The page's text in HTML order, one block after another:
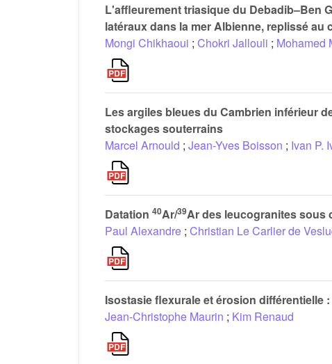
L'affleurement triasique du Debadib–Ben
latéraux dans la mer Albienne, replissé
Mongi Chikhaoui ; Chokri Jallouli ; Mohamed
Les argiles bleues du Cambrien inférieur
stockages souterrains
Marcel Arnould ; Jean-Yves Boisson ; Ivan P.
Datation 40Ar/39Ar des leucogranites sous
Paul Alexandre ; Christian Le Carlier de
Isostasie flexurale et érosion différentielle
Jean-Christophe Maurin ; Kim Renaud